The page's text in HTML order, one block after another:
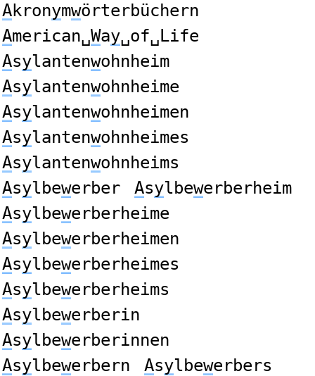
Akronymwörterbüchern
American␣Way␣of␣Life
Asylantenwohnheim
Asylantenwohnheime
Asylantenwohnheimen
Asylantenwohnheimes
Asylantenwohnheims
Asylbewerber Asylbewerberheim
Asylbewerberheime
Asylbewerberheimen
Asylbewerberheimes
Asylbewerberheims
Asylbewerberin
Asylbewerberinnen
Asylbewerbern Asylbewerbers